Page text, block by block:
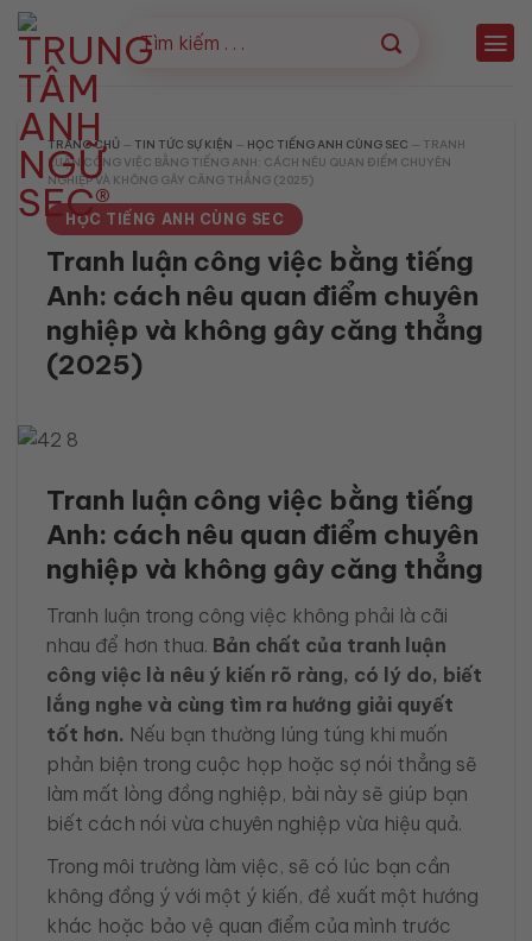
Bỏ
qua
nội
dung
TRANG CHỦ — TIN TỨC SỰ KIỆN — HỌC TIẾNG ANH CÙNG SEC — TRANH
LUẬN CÔNG VIỆC BẰNG TIẾNG ANH: CÁCH NÊU QUAN ĐIỂM CHUYÊN
NGHIỆP VÀ KHÔNG GÂY CĂNG THẲNG (2025)
HỌC TIẾNG ANH CÙNG SEC
Tranh luận công việc bằng tiếng
Anh: cách nêu quan điểm chuyên
nghiệp và không gây căng thẳng
(2025)
Tranh luận công việc bằng tiếng
Anh: cách nêu quan điểm chuyên
nghiệp và không gây căng thẳng
Tranh luận trong công việc không phải là cãi
nhau để hơn thua. Bản chất của tranh luận
công việc là nêu ý kiến rõ ràng, có lý do, biết
lắng nghe và cùng tìm ra hướng giải quyết
tốt hơn. Nếu bạn thường lúng túng khi muốn
phản biện trong cuộc họp hoặc sợ nói thẳng sẽ
làm mất lòng đồng nghiệp, bài này sẽ giúp bạn
biết cách nói vừa chuyên nghiệp vừa hiệu quả.
Trong môi trường làm việc, sẽ có lúc bạn cần
không đồng ý với một ý kiến, đề xuất một hướng
khác hoặc bảo vệ quan điểm của mình trước